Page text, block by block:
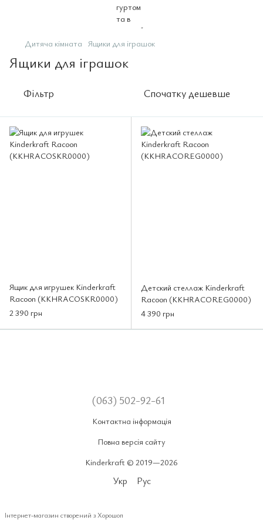
Дитяча кімната Ящики для іграшок
Ящики для іграшок
Фільтр Спочатку дешевше
Ящик для игрушек Kinderkraft
Racoon (KKHRACOSKR0000)
2 390 грн
Детский стеллаж Kinderkraft
Racoon (KKHRACOREG0000)
4 390 грн
(063) 502-92-61
Контактна інформація
Повна версія сайту
Kinderkraft © 2019—2026
Укр Рус
Інтернет-магазин створений з Хорошоп